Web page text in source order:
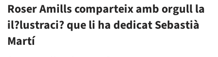
Roser Amills comparteix amb orgull la
il?lustraci? que li ha dedicat Sebastià
Martí